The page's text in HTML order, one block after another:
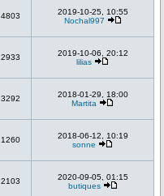
4803
2019-10-25, 10:55
Nochal997
2933
2019-10-06, 20:12
lilias
3292
2018-01-29, 18:00
Martita
1260
2018-06-12, 10:19
sonne
2103
2020-09-05, 01:15
butiques